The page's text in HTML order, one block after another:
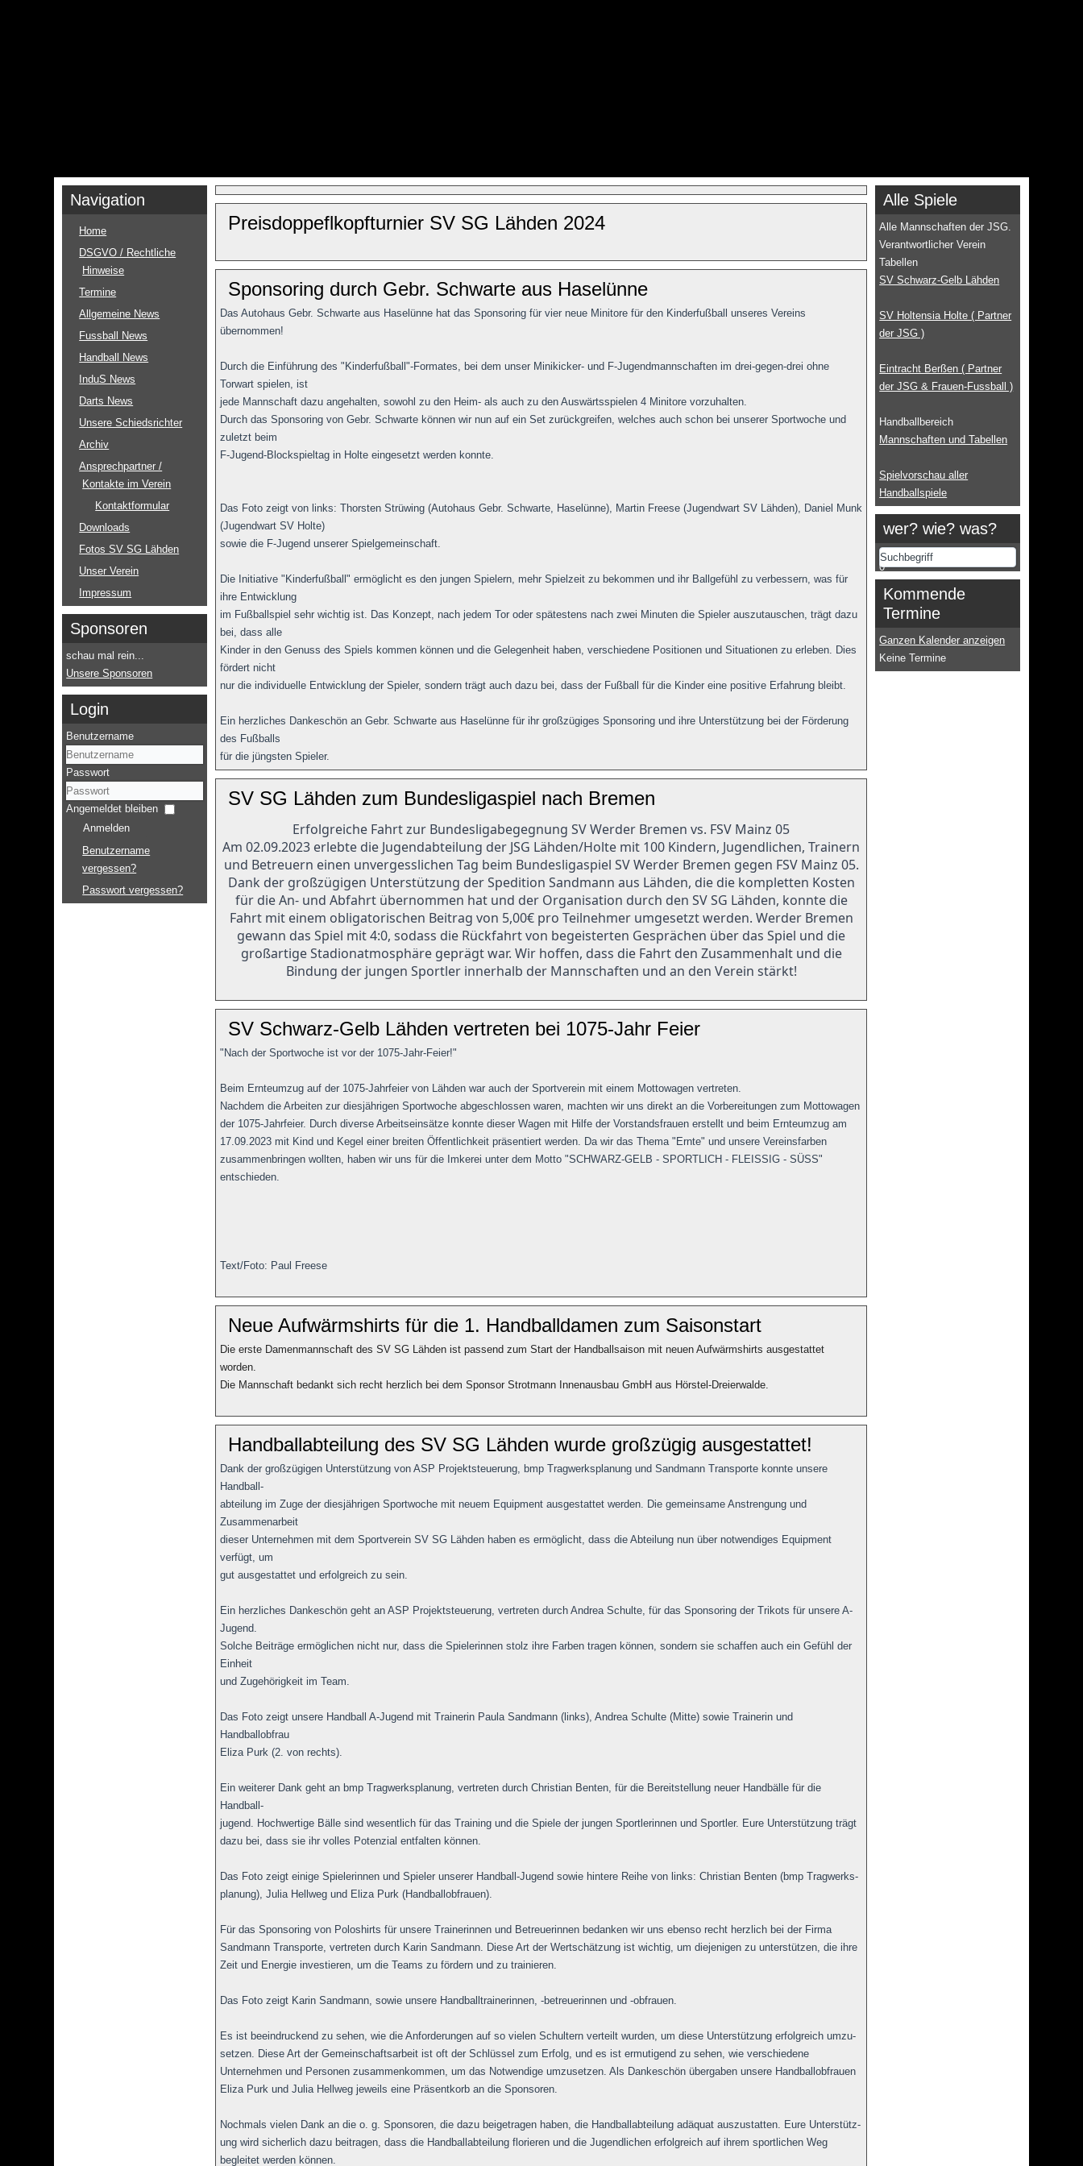
Navigation
Home
DSGVO / Rechtliche
Hinweise
Termine
Allgemeine News
Fussball News
Handball News
InduS News
Darts News
Unsere Schiedsrichter
Archiv
Ansprechpartner /
Kontakte im Verein
Kontaktformular
Downloads
Fotos SV SG Lähden
Unser Verein
Impressum
Sponsoren
schau mal rein...
Unsere Sponsoren
Login
Benutzername
Passwort
Angemeldet bleiben
Anmelden
Benutzername
vergessen?
Passwort vergessen?
Preisdoppeflkopfturnier SV SG Lähden 2024
Sponsoring durch Gebr. Schwarte aus Haselünne
Das Autohaus Gebr. Schwarte aus Haselünne hat das Sponsoring für vier neue Minitore für den Kinderfußball unseres Vereins
übernommen!
Durch die Einführung des "Kinderfußball"-Formates, bei dem unser Minikicker- und F-Jugendmannschaften im drei-gegen-drei ohne
Torwart spielen, ist
jede Mannschaft dazu angehalten, sowohl zu den Heim- als auch zu den Auswärtsspielen 4 Minitore vorzuhalten.
Durch das Sponsoring von Gebr. Schwarte können wir nun auf ein Set zurückgreifen, welches auch schon bei unserer Sportwoche und
zuletzt beim
F-Jugend-Blockspieltag in Holte eingesetzt werden konnte.
Das Foto zeigt von links: Thorsten Strüwing (Autohaus Gebr. Schwarte, Haselünne), Martin Freese (Jugendwart SV Lähden), Daniel Munk
(Jugendwart SV Holte)
sowie die F-Jugend unserer Spielgemeinschaft.
Die Initiative "Kinderfußball" ermöglicht es den jungen Spielern, mehr Spielzeit zu bekommen und ihr Ballgefühl zu verbessern, was für
ihre Entwicklung
im Fußballspiel sehr wichtig ist. Das Konzept, nach jedem Tor oder spätestens nach zwei Minuten die Spieler auszutauschen, trägt dazu
bei, dass alle
Kinder in den Genuss des Spiels kommen können und die Gelegenheit haben, verschiedene Positionen und Situationen zu erleben. Dies
fördert nicht
nur die individuelle Entwicklung der Spieler, sondern trägt auch dazu bei, dass der Fußball für die Kinder eine positive Erfahrung bleibt.
Ein herzliches Dankeschön an Gebr. Schwarte aus Haselünne für ihr großzügiges Sponsoring und ihre Unterstützung bei der Förderung
des Fußballs
für die jüngsten Spieler.
SV SG Lähden zum Bundesligaspiel nach Bremen
Erfolgreiche Fahrt zur Bundesligabegegnung SV Werder Bremen vs. FSV Mainz 05
Am 02.09.2023 erlebte die Jugendabteilung der JSG Lähden/Holte mit 100 Kindern, Jugendlichen, Trainern
und Betreuern einen unvergesslichen Tag beim Bundesligaspiel SV Werder Bremen gegen FSV Mainz 05.
Dank der großzügigen Unterstützung der Spedition Sandmann aus Lähden, die die kompletten Kosten
für die An- und Abfahrt übernommen hat und der Organisation durch den SV SG Lähden, konnte die
Fahrt mit einem obligatorischen Beitrag von 5,00€ pro Teilnehmer umgesetzt werden. Werder Bremen
gewann das Spiel mit 4:0, sodass die Rückfahrt von begeisterten Gesprächen über das Spiel und die
großartige Stadionatmosphäre geprägt war. Wir hoffen, dass die Fahrt den Zusammenhalt und die
Bindung der jungen Sportler innerhalb der Mannschaften und an den Verein stärkt!
SV Schwarz-Gelb Lähden vertreten bei 1075-Jahr Feier
"Nach der Sportwoche ist vor der 1075-Jahr-Feier!"
Beim Ernteumzug auf der 1075-Jahrfeier von Lähden war auch der Sportverein mit einem Mottowagen vertreten.
Nachdem die Arbeiten zur diesjährigen Sportwoche abgeschlossen waren, machten wir uns direkt an die Vorbereitungen zum Mottowagen
der 1075-Jahrfeier. Durch diverse Arbeitseinsätze konnte dieser Wagen mit Hilfe der Vorstandsfrauen erstellt und beim Ernteumzug am
17.09.2023 mit Kind und Kegel einer breiten Öffentlichkeit präsentiert werden. Da wir das Thema "Ernte" und unsere Vereinsfarben
zusammenbringen wollten, haben wir uns für die Imkerei unter dem Motto "SCHWARZ-GELB - SPORTLICH - FLEISSIG - SÜSS"
entschieden.
Text/Foto: Paul Freese
Neue Aufwärmshirts für die 1. Handballdamen zum Saisonstart
Die erste Damenmannschaft des SV SG Lähden ist passend zum Start der Handballsaison mit neuen Aufwärmshirts ausgestattet
worden.
Die Mannschaft bedankt sich recht herzlich bei dem Sponsor Strotmann Innenausbau GmbH aus Hörstel-Dreierwalde.
Handballabteilung des SV SG Lähden wurde großzügig ausgestattet!
Dank der großzügigen Unterstützung von ASP Projektsteuerung, bmp Tragwerksplanung und Sandmann Transporte konnte unsere
Handball-
abteilung im Zuge der diesjährigen Sportwoche mit neuem Equipment ausgestattet werden. Die gemeinsame Anstrengung und
Zusammenarbeit
dieser Unternehmen mit dem Sportverein SV SG Lähden haben es ermöglicht, dass die Abteilung nun über notwendiges Equipment
verfügt, um
gut ausgestattet und erfolgreich zu sein.
Ein herzliches Dankeschön geht an ASP Projektsteuerung, vertreten durch Andrea Schulte, für das Sponsoring der Trikots für unsere A-
Jugend.
Solche Beiträge ermöglichen nicht nur, dass die Spielerinnen stolz ihre Farben tragen können, sondern sie schaffen auch ein Gefühl der
Einheit
und Zugehörigkeit im Team.
Das Foto zeigt unsere Handball A-Jugend mit Trainerin Paula Sandmann (links), Andrea Schulte (Mitte) sowie Trainerin und
Handballobfrau
Eliza Purk (2. von rechts).
Ein weiterer Dank geht an bmp Tragwerksplanung, vertreten durch Christian Benten, für die Bereitstellung neuer Handbälle für die
Handball-
jugend. Hochwertige Bälle sind wesentlich für das Training und die Spiele der jungen Sportlerinnen und Sportler. Eure Unterstützung trägt
dazu bei, dass sie ihr volles Potenzial entfalten können.
Das Foto zeigt einige Spielerinnen und Spieler unserer Handball-Jugend sowie hintere Reihe von links: Christian Benten (bmp Tragwerks-
planung), Julia Hellweg und Eliza Purk (Handballobfrauen).
Für das Sponsoring von Poloshirts für unsere Trainerinnen und Betreuerinnen bedanken wir uns ebenso recht herzlich bei der Firma
Sandmann Transporte, vertreten durch Karin Sandmann. Diese Art der Wertschätzung ist wichtig, um diejenigen zu unterstützen, die ihre
Zeit und Energie investieren, um die Teams zu fördern und zu trainieren.
Das Foto zeigt Karin Sandmann, sowie unsere Handballtrainerinnen, -betreuerinnen und -obfrauen.
Es ist beeindruckend zu sehen, wie die Anforderungen auf so vielen Schultern verteilt wurden, um diese Unterstützung erfolgreich umzu-
setzen. Diese Art der Gemeinschaftsarbeit ist oft der Schlüssel zum Erfolg, und es ist ermutigend zu sehen, wie verschiedene
Unternehmen und Personen zusammenkommen, um das Notwendige umzusetzen. Als Dankeschön übergaben unsere Handballobfrauen
Eliza Purk und Julia Hellweg jeweils eine Präsentkorb an die Sponsoren.
Nochmals vielen Dank an die o. g. Sponsoren, die dazu beigetragen haben, die Handballabteilung adäquat auszustatten. Eure Unterstütz-
ung wird sicherlich dazu beitragen, dass die Handballabteilung florieren und die Jugendlichen erfolgreich auf ihrem sportlichen Weg
begleitet werden können.
Alle Spiele
Alle Mannschaften der JSG.
Verantwortlicher Verein
Tabellen
SV Schwarz-Gelb Lähden
SV Holtensia Holte ( Partner
der JSG )
Eintracht Berßen ( Partner
der JSG & Frauen-Fussball )
Handballbereich
Mannschaften und Tabellen
Spielvorschau aller
Handballspiele
wer? wie? was?
0
Kommende
Termine
Ganzen Kalender anzeigen
Keine Termine